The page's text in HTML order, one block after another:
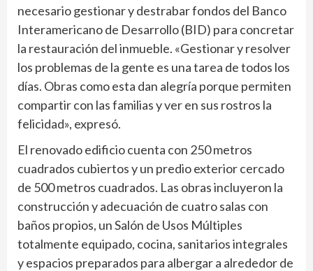
necesario gestionar y destrabar fondos del Banco
Interamericano de Desarrollo (BID) para concretar
la restauración del inmueble. «Gestionar y resolver
los problemas de la gente es una tarea de todos los
días. Obras como esta dan alegría porque permiten
compartir con las familias y ver en sus rostros la
felicidad», expresó.
El renovado edificio cuenta con 250 metros
cuadrados cubiertos y un predio exterior cercado
de 500 metros cuadrados. Las obras incluyeron la
construcción y adecuación de cuatro salas con
baños propios, un Salón de Usos Múltiples
totalmente equipado, cocina, sanitarios integrales
y espacios preparados para albergar a alrededor de